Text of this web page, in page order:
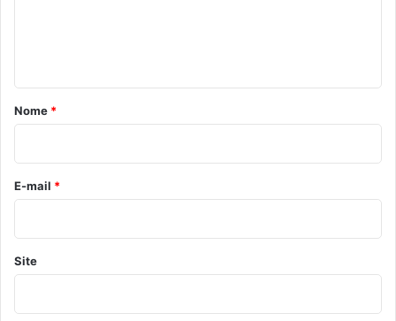
r
o
*
Nome *
E-mail *
Site